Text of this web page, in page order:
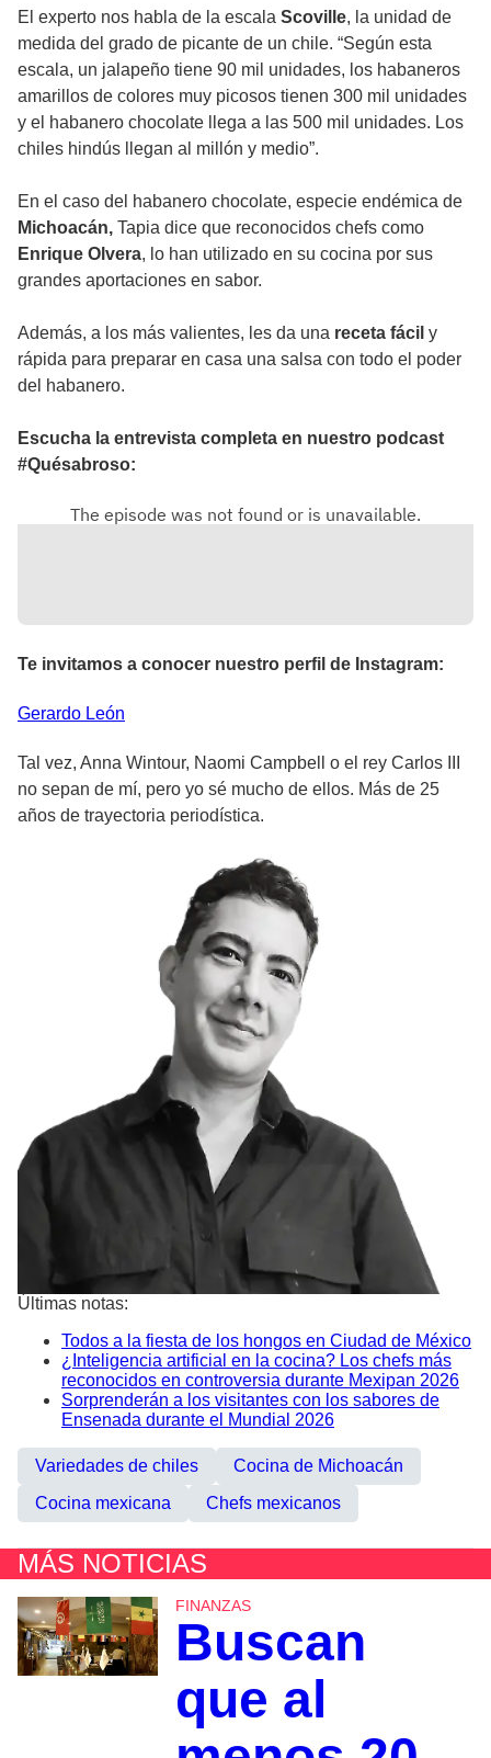
El experto nos habla de la escala Scoville, la unidad de
medida del grado de picante de un chile. “Según esta
escala, un jalapeño tiene 90 mil unidades, los habaneros
amarillos de colores muy picosos tienen 300 mil unidades
y el habanero chocolate llega a las 500 mil unidades. Los
chiles hindús llegan al millón y medio”.
En el caso del habanero chocolate, especie endémica de
Michoacán, Tapia dice que reconocidos chefs como
Enrique Olvera, lo han utilizado en su cocina por sus
grandes aportaciones en sabor.
Además, a los más valientes, les da una receta fácil y
rápida para preparar en casa una salsa con todo el poder
del habanero.
Escucha la entrevista completa en nuestro podcast
#Quésabroso:
Te invitamos a conocer nuestro perfil de Instagram:
Gerardo León
Tal vez, Anna Wintour, Naomi Campbell o el rey Carlos III
no sepan de mí, pero yo sé mucho de ellos. Más de 25
años de trayectoria periodística.
Últimas notas:
Todos a la fiesta de los hongos en Ciudad de México
¿Inteligencia artificial en la cocina? Los chefs más
reconocidos en controversia durante Mexipan 2026
Sorprenderán a los visitantes con los sabores de
Ensenada durante el Mundial 2026
Variedades de chiles
Cocina de Michoacán
Cocina mexicana
Chefs mexicanos
MÁS NOTICIAS
FINANZAS
Buscan
que al